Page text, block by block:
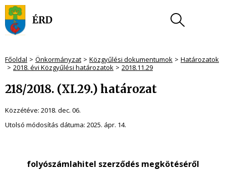
Főoldal Önkormányzat Közgyűlési dokumentumok
Határozatok
2018. évi Közgyűlési határozatok
2018.11.29
218/2018. (XI.29.) határozat
Közzétéve: 2018. dec. 06.
Utolsó módosítás dátuma: 2025. ápr. 14.
folyószámlahitel szerződés megkötéséről